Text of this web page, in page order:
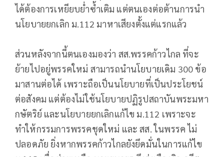
ได้ต้องการเหยียบย่ำซ้ำเติม แต่ตนเองต่อต้านการนำ
นโยบายยกเลิก ม.112 มาหาเสียงตั้งแต่แรกแล้ว
ส่วนหลังจากนี้ตนเองมองว่า สส.พรรคก้าวไกล ที่จะ
ย้ายไปอยู่พรรคใหม่ สามารถนำนโยบายเดิม 300 ข้อ
มาสานต่อได้ เพราะถือเป็นนโยบายที่เป็นประโยชน์
ต่อสังคม แต่ต้องไม่ใช้นโยบายปฏิรูปสถาบันพระมหา
กษัตริย์ และนโยบายยกเลิกแก้ไข ม.112 เพราะจะ
ทำให้กรรมการพรรคชุดใหม่ และ สส. ในพรรค ไม่
ปลอดภัย ยิ่งหากพรรคก้าวไกลยังยึดมั่นในการแก้ไข